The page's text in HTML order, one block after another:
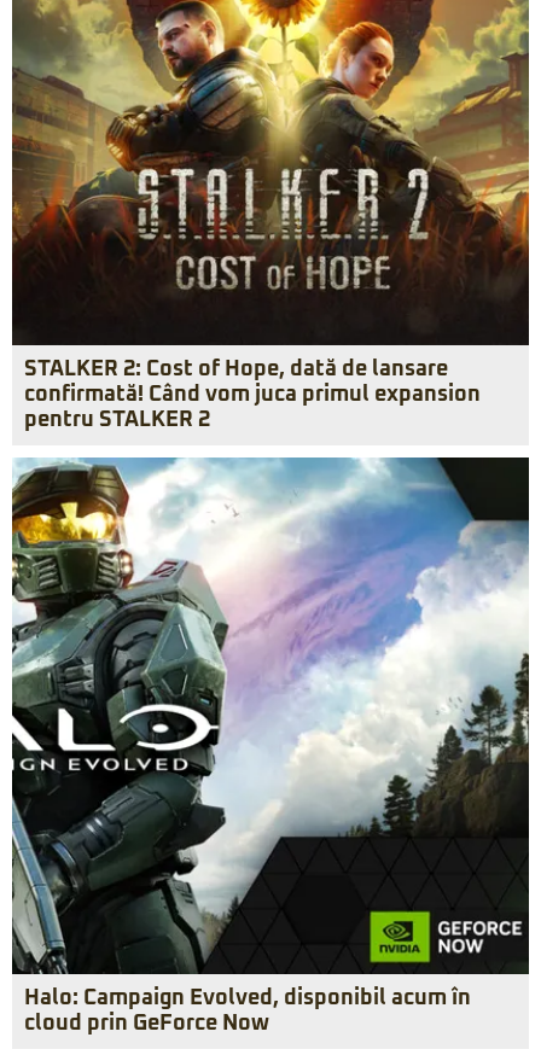
STALKER 2: Cost of Hope, dată de lansare
confirmată! Când vom juca primul expansion
pentru STALKER 2
Halo: Campaign Evolved, disponibil acum în
cloud prin GeForce Now